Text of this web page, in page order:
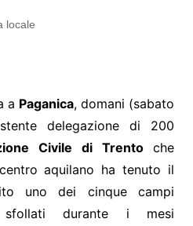
locale
a Paganica, domani (sabato
delegazione di 200
Civile di Trentoche
aquilano ha tenuto il
uno dei cinque campi
sfollati durante i mesi